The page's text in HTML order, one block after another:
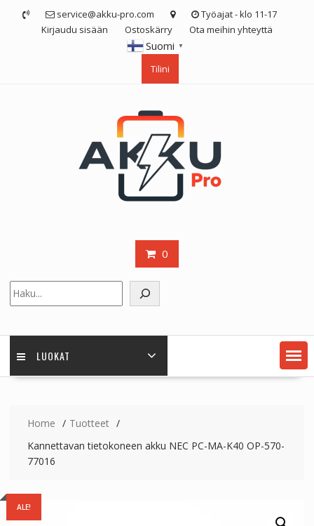
service@akku-pro.com
Työajat - klo 11-17
Kirjaudu sisään
Ostoskärry Ota meihin yhteyttä
Suomi ▼
Tilini
0
LUOKAT
Home
Tuotteet
Kannettavan tietokoneen akku NEC PC-MA-K40 OP-570-
77016
ALE!